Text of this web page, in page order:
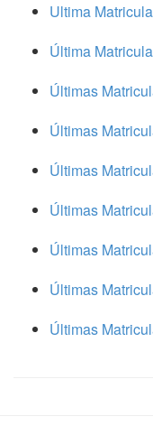
Ultima
Última
Últimas
Últimas
Últimas
Últimas
Últimas
Últimas
Últimas